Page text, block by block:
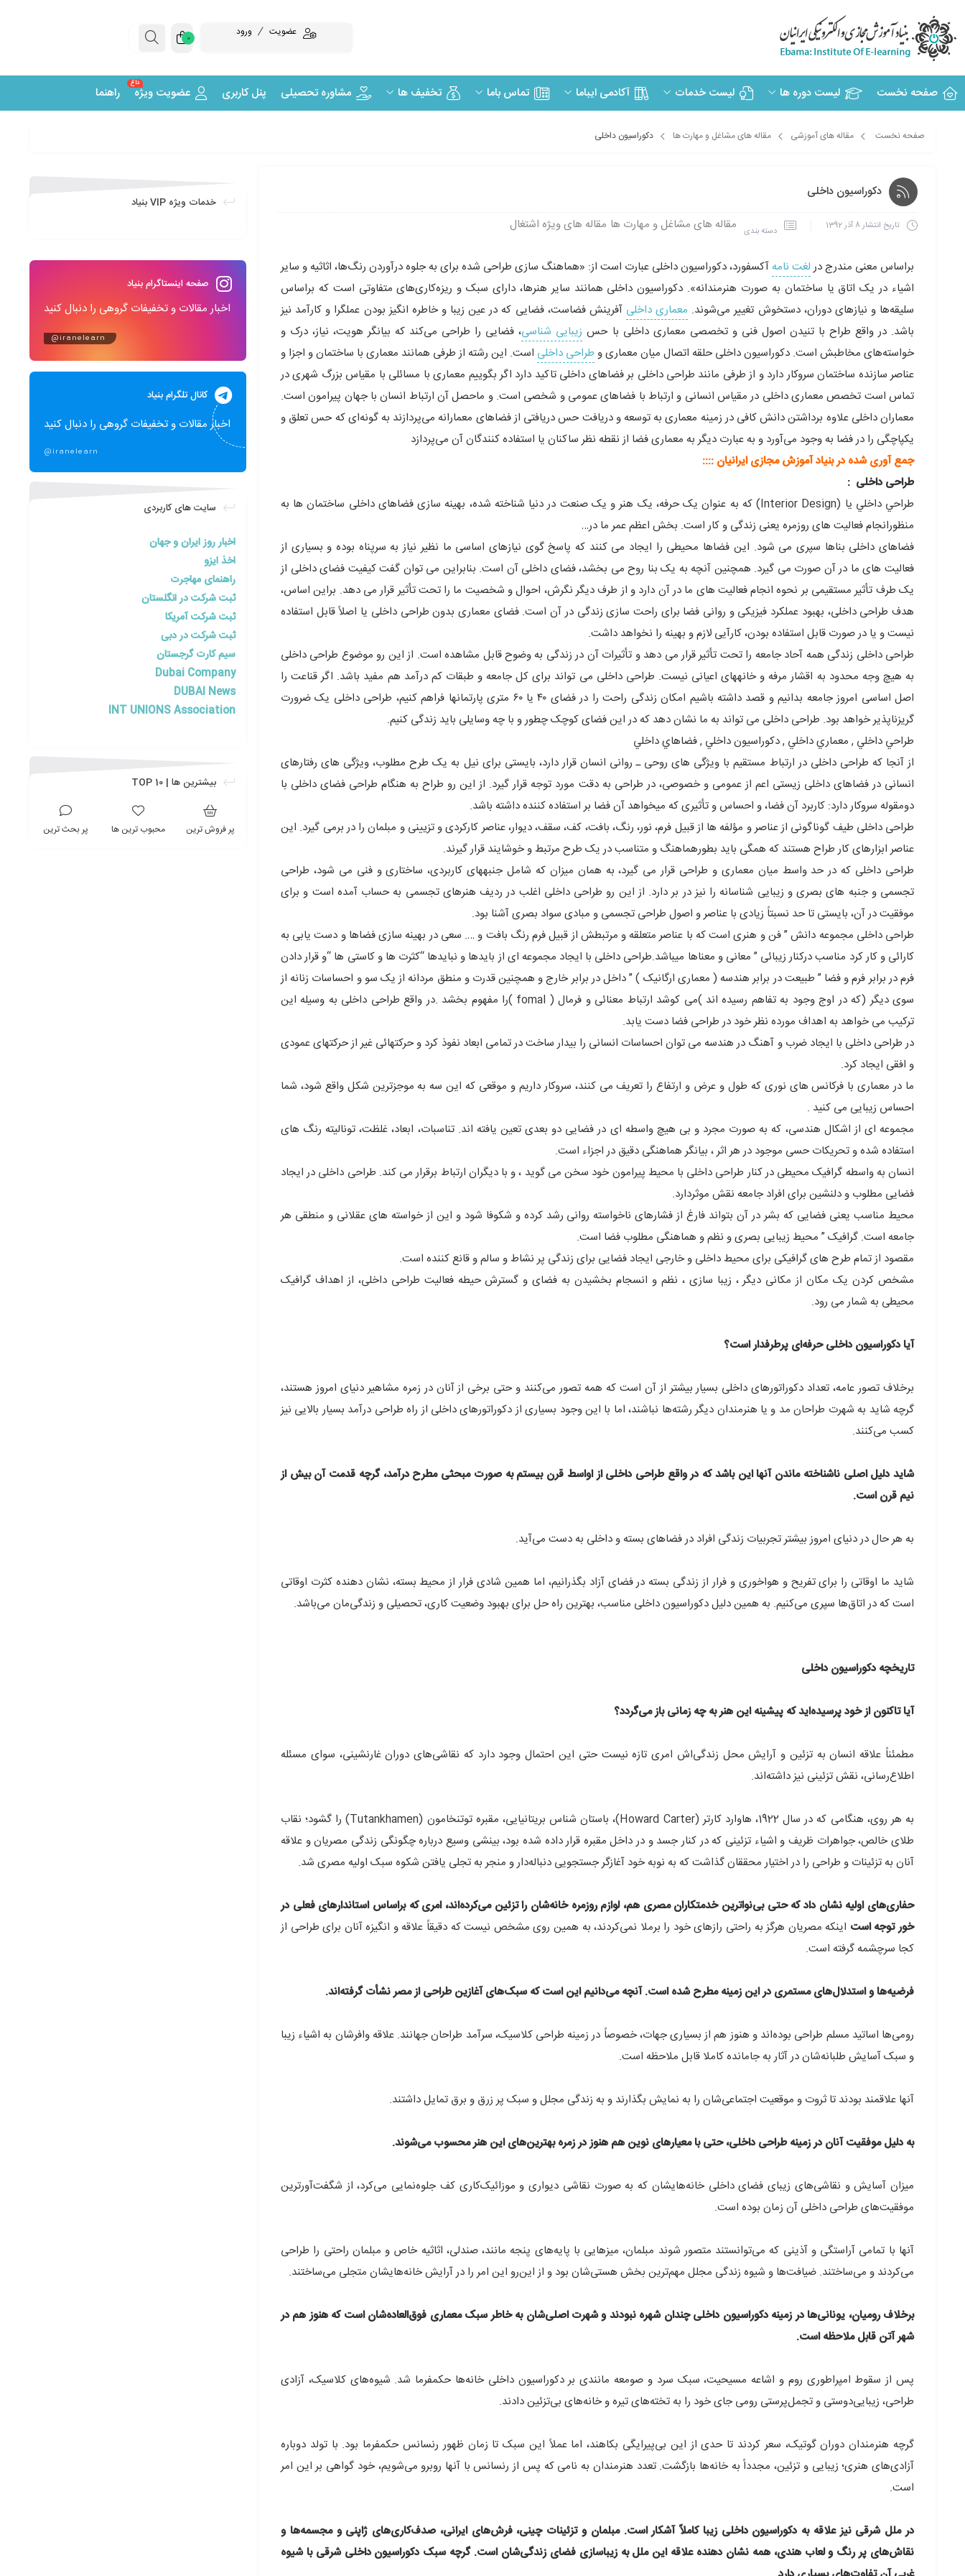
عضویت ورود 0
صفحه نخست لیست دوره ها لیست خدمات آکادمی ایباما تماس باما تخفیف ها مشاوره تحصیلی پنل کاربری عضویت ویژه
داغ
راهنما
صفحه نخست مقاله های آموزشی مقاله های مشاغل و مهارت ها دکوراسیون داخلی
دکوراسیون داخلی
تاریخ انتشار8 آذر 1392 دسته بندی مقاله های مشاغل و مهارت ها مقاله های ویژه اشتغال
براساس معنی مندرج درلغت نامه آکسفورد، دکوراسیون داخلی عبارت است از: «هماهنگ سازی طراحی شده برای به جلوه درآوردن رنگ‌ها، اثاثیه و سایر
اشیاء در یک اتاق یا ساختمان به صورت هنرمندانه». دکوراسیون داخلی همانند سایر هنرها، دارای سبک و ریزه‌کاری‌های متفاوتی است که براساس
سلیقه‌ها و نیازهای دوران، دستخوش تغییر می‌شوند. معماری داخلی آفرینش فضاست، فضایی که در عین زیبا و خاطره انگیز بودن عملگرا و کارآمد نیز
باشد. در واقع طراح با تنیدن اصول فنی و تخصصی معماری داخلی با حس زیبایی شناسی، فضایی را طراحی می‌کند که بیانگر هویت، نیاز، درک و
خواسته‌های مخاطبش است. دکوراسیون داخلی حلقه اتصال میان معماری و طراحی داخلی است. این رشته از طرفی همانند معماری با ساختمان و اجزا و
عناصر سازنده ساختمان سروکار دارد و از طرفی مانند طراحی داخلی بر فضاهای داخلی تاکید دارد اگر بگوییم معماری با مسائلی با مقیاس بزرگ شهری در
تماس است تخصص معماری داخلی در مقیاس انسانی و ارتباط با فضاهای عمومی و شخصی است. و ماحصل آن ارتباط انسان با جهان پیرامون است.
معماران داخلی علاوه برداشتن دانش کافی در زمینه معماری به توسعه و دریافت حس دریافتی از فضاهای معمارانه می‌پردازند به گونه‌ای که حس تعلق و
یکپاچگی را در فضا به وجود می‌آورد و به عبارت دیگر به معماری فضا از نقطه نظر ساکنان یا استفاده کنندگان آن می‌پردازد
جمع آوری شده در بنیاد آموزش مجازی ایرانیان ::::
طراحی داخلی :
طراحي داخلي يا (Interior Design) که به عنوان یک حرفه، یک هنر و یک صنعت در دنیا شناخته شده، بهینه سازی فضاهای داخلی ساختمان ها به
منظورانجام فعالیت های روزمره یعنی زندگی و کار است. بخش اعظم عمر ما در…
فضاهای داخلی بناها سپری می شود. این فضاها محیطی را ایجاد می کنند که پاسخ گوی نیازهای اساسی ما نظیر نیاز به سرپناه بوده و بسیاری از
فعالیت های ما در آن صورت می گیرد. همچنین آنچه به یک بنا روح می بخشد، فضای داخلی آن است. بنابراین می توان گفت کیفیت فضای داخلی از
یک طرف تأثیر مستقیمی بر نحوه انجام فعالیت های ما در آن دارد و از طرف دیگر نگرش، احوال و شخصیت ما را تحت تأثیر قرار می دهد. براین اساس،
هدف طراحی داخلی، بهبود عملکرد فیزیکی و روانی فضا برای راحت سازی زندگی در آن است. فضای معماری بدون طراحی داخلی یا اصلاً قابل استفاده
نیست و یا در صورت قابل استفاده بودن، کارآیی لازم و بهینه را نخواهد داشت.
طراحی داخلی زندگی همه آحاد جامعه را تحت تأثیر قرار می دهد و تأثیرات آن در زندگی به وضوح قابل مشاهده است. از این رو موضوع طراحی داخلی
به هیچ وجه محدود به اقشار مرفه و خانههای اعیانی نیست. طراحی داخلی می تواند برای کل جامعه و طبقات کم درآمد هم مفید باشد. اگر قناعت را
اصل اساسی امروز جامعه بدانیم و قصد داشته باشیم امکان زندگی راحت را در فضای ۴۰ یا ۶۰ متری پارتمانها فراهم کنیم، طراحی داخلی یک ضرورت
گریزناپذیر خواهد بود. طراحی داخلی می تواند به ما نشان دهد که در این فضای کوچک چطور و با چه وسایلی باید زندگی کنیم.
طراحي داخلي , معماري داخلي , دكوراسيون داخلي , فضاهاي داخلي
از آنجا که طراحی داخلی در ارتباط مستقیم با ویژگی های روحی ـ روانی انسان قرار دارد، بایستی برای نیل به یک طرح مطلوب، ویژگی های رفتارهای
انسانی در فضاهای داخلی زیستی اعم از عمومی و خصوصی، در طراحی به دقت مورد توجه قرار گیرد. از این رو طراح به هنگام طراحی فضای داخلی با
دومقوله سروکار دارد: کاربرد آن فضا، و احساس و تأثیری که میخواهد آن فضا بر استفاده کننده داشته باشد.
طراحی داخلی طیف گوناگونی از عناصر و مؤلفه ها از قبیل فرم، نور، رنگ، بافت، کف، سقف، دیوار، عناصر کارکردی و تزیینی و مبلمان را در برمی گیرد. این
عناصر ابزارهای کار طراح هستند که همگی باید بطورهماهنگ و متناسب در یک طرح مرتبط و خوشایند قرار گیرند.
طراحی داخلی که در حد واسط میان معماری و طراحی قرار می گیرد، به همان میزان که شامل جنبههای کاربردی، ساختاری و فنی می شود، طراحی
تجسمی و جنبه های بصری و زیبایی شناسانه را نیز در بر دارد. از این رو طراحی داخلی اغلب در ردیف هنرهای تجسمی به حساب آمده است و برای
موفقیت در آن، بایستی تا حد نسبتاً زیادی با عناصر و اصول طراحی تجسمی و مبادی سواد بصری آشنا بود.
طراحی داخلی مجموعه دانش ” فن و هنری است که با عناصر متعلقه و مرتبطش از قبیل فرم رنگ بافت و …. سعی در بهینه سازی فضاها و دست یابی به
کارائی و کار کرد مناسب درکنار زیبائی ” معانی و معناها میباشد.طراحی داخلی با ایجاد مجموعه ای از بایدها و نبایدها “کثرت ها و کاستی ها “و قرار دادن
فرم در برابر فرم و فضا ” طبیعت در برابر هندسه ( معماری ارگانیک ) ” داخل در برابر خارج و همچنین قدرت و منطق مردانه از یک سو و احساسات زنانه از
سوی دیگر (که در اوج وجود به تفاهم رسیده اند )می کوشد ارتباط معنائی و فرمال ( fomal )را مفهوم بخشد .در واقع طراحی داخلی به وسیله این
ترکیب می خواهد به اهداف مورده نظر خود در طراحی فضا دست یابد.
در طراحی داخلی با ایجاد ضرب و آهنگ در هندسه می توان احساسات انسانی را بیدار ساخت در تمامی ابعاد نفوذ کرد و حرکتهائی غیر از حرکتهای عمودی
و افقی ایجاد کرد.
ما در معماری با فرکانس های نوری که طول و عرض و ارتفاع را تعریف می کنند، سروکار داریم و موقعی که این سه به موجزترین شکل واقع شود، شما
احساس زیبایی می کنید .
مجموعه ای از اشکال هندسی، که به صورت مجرد و بی هیچ واسطه ای در فضایی دو بعدی تعین یافته اند. تناسبات، ابعاد، غلظت، تونالیته رنگ های
استفاده شده و تحریکات حسی موجود در هر اثر ، بیانگر هماهنگی دقیق در اجزاء است.
انسان به واسطه گرافیک محیطی در کنار طراحی داخلی با محیط پیرامون خود سخن می گوید ، و با دیگران ارتباط برقرار می کند. طراحی داخلی در ایجاد
فضایی مطلوب و دلنشین برای افراد جامعه نقش موثردارد.
محیط مناسب یعنی فضایی که بشر در آن بتواند فارغ از فشارهای ناخواسته روانی رشد کرده و شکوفا شود و این از خواسته های عقلانی و منطقی هر
جامعه است. گرافیک ” محیط زیبایی بصری و نظم و هماهنگی مطلوب فضا است.
مقصود از تمام طرح های گرافیکی برای محیط داخلی و خارجی ایجاد فضایی برای زندگی پر نشاط و سالم و قانع کننده است.
مشخص کردن یک مکان از مکانی دیگر ، زیبا سازی ، نظم و انسجام بخشیدن به فضای و گسترش حیطه فعالیت طراحی داخلی، از اهداف گرافیک
محیطی به شمار می رود.
آیا دکوراسیون داخلی حرفه‌ای پرطرفدار است؟
برخلاف تصور عامه، تعداد دکوراتورهای داخلی بسیار بیشتر از آن است که همه تصور می‌کنند و حتی برخی از آنان در زمره مشاهیر دنیای امروز هستند،
گرچه شاید به شهرت طراحان مد و یا هنرمندان دیگر رشته‌ها نباشند، اما با این وجود بسیاری از دکوراتورهای داخلی از راه طراحی درآمد بسیار بالایی نیز
کسب می‌کنند.
شاید دلیل اصلی ناشناخته ماندن آنها این باشد که در واقع طراحی داخلی از اواسط قرن بیستم به صورت مبحثی مطرح درآمد، گرچه قدمت آن بیش از
نیم قرن است.
به هر حال در دنیای امروز بیشتر تجربیات زندگی افراد در فضاهای بسته و داخلی به دست می‌آید.
شاید ما اوقاتی را برای تفریح و هواخوری و فرار از زندگی بسته در فضای آزاد بگذرانیم، اما همین شادی فرار از محیط بسته، نشان دهنده کثرت اوقاتی
است که در اتاق‌ها سپری می‌کنیم. به همین دلیل دکوراسیون داخلی مناسب، بهترین راه حل برای بهبود وضعیت کاری، تحصیلی و زندگی‌مان می‌باشد.
تاریخچه دکوراسیون داخلی
آیا تاکنون از خود پرسیده‌اید که پیشینه این هنر به چه زمانی باز می‌گردد؟
مطمئناً علاقه انسان به تزئین و آرایش محل زندگی‌اش امری تازه نیست حتی این احتمال وجود دارد که نقاشی‌های دوران غارنشینی، سوای مسئله
اطلاع‌رسانی، نقش تزئینی نیز داشته‌اند.
به هر روی، هنگامی که در سال 1922، هاوارد کارتر (Howard Carter)، باستان شناس بریتانیایی، مقبره توتنخامون (Tutankhamen) را گشود؛ نقاب
طلای خالص، جواهرات ظریف و اشیاء تزئینی که در کنار جسد و در داخل مقبره قرار داده شده بود، بینشی وسیع درباره چگونگی زندگی مصریان و علاقه
آنان به تزئینات و طراحی را در اختیار محققان گذاشت که به نوبه خود آغازگر جستجویی دنباله‌دار و منجر به تجلی یافتن شکوه سبک اولیه مصری شد.
حفاری‌های اولیه نشان داد که حتی بی‌نواترین خدمتکاران مصری هم، لوازم روزمره خانه‌شان را تزئین می‌کرده‌اند، امری که براساس استاندارهای فعلی در
خور توجه است اینكه مصریان هرگز به راحتی رازهای خود را برملا نمی‌کردند، به همین روی مشخص نیست که دقیقاً علاقه و انگیزه آنان برای طراحی از
کجا سرچشمه گرفته است.
فرضیه‌ها و استدلال‌های مستمری در این زمینه مطرح شده است. آنچه می‌دانیم این است که سبک‌های آغازین طراحی از مصر نشأت گرفته‌اند.
رومی‌ها اساتید مسلم طراحی بوده‌اند و هنوز هم از بسیاری جهات، خصوصاً در زمینه طراحی کلاسیک، سرآمد طراحان جهانند. علاقه وافرشان به اشیاء زیبا
و سبک آسایش طلبانه‌شان در آثار به جامانده کاملا قابل ملاحظه است.
آنها علاقمند بودند تا ثروت و موقعیت اجتماعی‌شان را به نمایش بگذارند و به زندگی مجلل و سبک پر زرق و برق تمایل داشتند.
به دلیل موفقیت آنان در زمینه طراحی داخلی، حتی با معیارهای نوین هم هنوز در زمره بهترین‌های این هنر محسوب می‌شوند.
میزان آسایش و نقاشی‌های زیبای فضای داخلی خانه‌هایشان که به صورت نقاشی دیواری و موزائیک‌کاری کف جلوه‌نمایی می‌کرد، از شگفت‌آورترین
موفقیت‌های طراحی داخلی آن زمان بوده است.
آنها با تمامی آراستگی و آذینی که می‌توانستند متصور شوند مبلمان، میزهایی با پایه‌های پنجه مانند، صندلی، اثاثیه خاص و مبلمان راحتی را طراحی
می‌کردند و می‌ساختند. ضیافت‌ها و شیوه زندگی مجلل مهم‌ترین بخش هستی‌شان بود و از این‌رو این امر را در آرایش خانه‌هایشان متجلی می‌ساختند.
برخلاف رومیان، یونانی‌ها در زمینه دکوراسیون داخلی چندان شهره نبودند و شهرت اصلی‌شان به خاطر سبک معماری فوق‌العاده‌شان است که هنوز هم در
شهر آتن قابل ملاحظه است.
پس از سقوط امپراطوری روم و اشاعه مسیحیت، سبک سرد و صومعه مانندی بر دکوراسیون داخلی خانه‌ها حکمفرما شد. شیوه‌های کلاسیک، آزادی
طراحی، زیبایی‌دوستی و تجمل‌پرستی رومی جای خود را به تخته‌های تیره و خانه‌های بی‌تزئین دادند.
گرچه هنرمندان دوران گوتیک، سعر کردند تا حدی از این بی‌پیرایگی بکاهند، اما عملاً این سبک تا زمان ظهور رنسانس حکمفرما بود. با تولد دوباره
آزادی‌های هنری؛ زیبایی و تزئین، مجدداً به خانه‌ها بازگشت. تعدد هنرمندان به نامی که پس از رنسانس با آنها روبرو می‌شویم، خود گواهی بر این امر
است.
در ملل شرقی نیز علاقه به دکوراسیون داخلی زیبا کاملاً آشکار است. مبلمان و تزئینات چینی، فرش‌های ایرانی، صدف‌کاری‌های ژاپنی و مجسمه‌ها و
نقاش‌های پر رنگ و لعاب هندی، همه نشان دهنده علاقه این ملل به زیباسازی فضای زندگی‌شان است. گرچه سبک دکوراسیون داخلی شرقی با شیوه
خدمات ویژه VIP بنیاد
صفحه اینستاگرام بنیاد
اخبار مقالات و تخفیفات گروهی را دنبال کنید
@iranelearn
کانال تلگرام بنیاد
اخبار مقالات و تخفیفات گروهی را دنبال کنید
@iranelearn
سایت های کاربردی
اخبار روز ایران و جهان
اخذ ایزو
راهنمای مهاجرت
ثبت شرکت در انگلستان
ثبت شرکت آمریکا
ثبت شرکت در دبی
سیم کارت گرجستان
Dubai Company
DUBAI News
INT UNIONS Association
بیشترین ها | TOP 10
پر فروش ترین محبوب ترین ها پر بحث ترین